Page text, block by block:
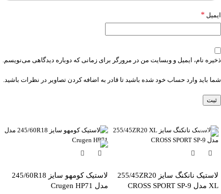
ایمیل *
ذخیره نام، ایمیل و وبسایت من در مرورگر برای زمانی که دوباره دیدگاهی می‌نویسم.
شما باید وارد حساب خود شده باشید تا قادر به اضافه کردن تصاویر در نظرات باشید.
لاستیک نانکنگ سایز 255/45ZR20
XL مدل CROSS SPORT SP-9
-6%
لاستیک کومهو سایز 245/60R18
مدل Crugen HP71